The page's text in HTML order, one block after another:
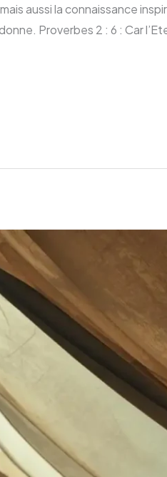
aussi la connaissance
Proverbes 2 : 6 : Car